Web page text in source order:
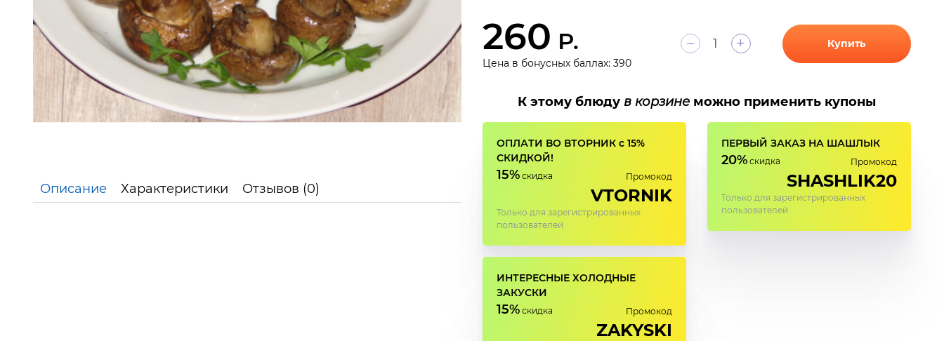
Описание Характеристики Отзывов (0)
260 Р.
Цена в бонусных баллах: 390
+ Купить
К этому блюду в корзине можно применить купоны
ОПЛАТИ ВО ВТОРНИК с 15%
СКИДКОЙ!
15% скидка Промокод
VTORNIK
Только для зарегистрированных
пользователей
ПЕРВЫЙ ЗАКАЗ НА ШАШЛЫК
20% скидка Промокод
SHASHLIK20
Только для зарегистрированных
пользователей
ИНТЕРЕСНЫЕ ХОЛОДНЫЕ
ЗАКУСКИ
15% скидка Промокод
ZAKYSKI